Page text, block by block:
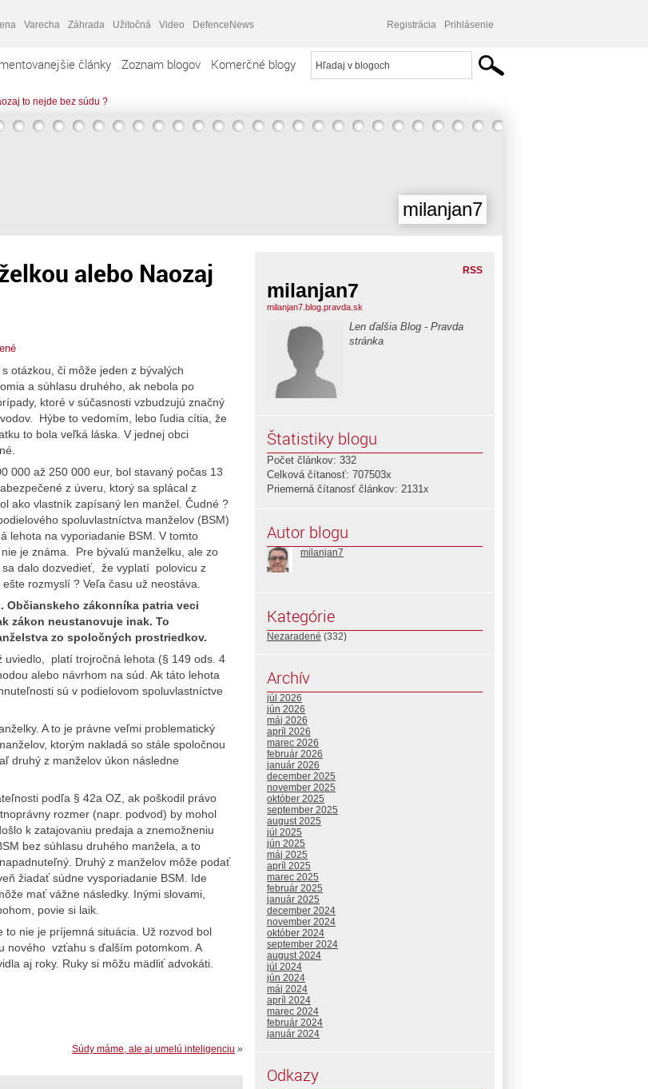
Varecha Záhrada Užitočná Video DefenceNews Registrácia Prihlásenie
články Zoznam blogov Komerčné blogy
to nejde bez súdu ?
milanjan7
alebo Naozaj
otázkou, či môže jeden z bývalých
a súhlasu druhého, ak nebola po
ktoré v súčasnosti vzbudzujú značný
Hýbe to vedomím, lebo ľudia cítia, že
to bola veľká láska. V jednej obci
000 až 250 000 eur, bol stavaný počas 13
z úveru, ktorý sa splácal z
ako vlastník zapísaný len manžel. Čudné ?
spoluvlastníctva manželov (BSM)
lehota na vyporiadanie BSM. V tomto
je známa. Pre bývalú manželku, ale zo
dalo dozvedieť, že vyplatí polovicu z
rozmyslí ? Veľa času už neostáva.
Občianskeho zákonníka patria veci
zákon neustanovuje inak. To
zo spoločných prostriedkov.
uviedlo, platí trojročná lehota (§ 149 ods. 4
alebo návrhom na súd. Ak táto lehota
sú v podielovom spoluvlastníctve
A to je právne veľmi problematický
ktorým nakladá so stále spoločnou
druhý z manželov úkon následne
podľa § 42a OZ, ak poškodil právo
rozmer (napr. podvod) by mohol
k zatajovaniu predaja a znemožneniu
bez súhlasu druhého manžela, a to
Druhý z manželov môže podať
žiadať súdne vysporiadanie BSM. Ide
mať vážne následky. Inými slovami,
povie si laik.
nie je príjemná situácia. Už rozvod bol
nového vzťahu s ďalším potomkom. A
aj roky. Ruky si môžu mädliť advokáti.
Súdy máme, ale aj umelú inteligenciu »
RSS
milanjan7
milanjan7.blog.pravda.sk
Len ďalšia Blog - Pravda
stránka
Štatistiky blogu
Počet článkov: 332
Celková čítanosť: 707503x
Priemerná čítanosť článkov: 2131x
Autor blogu
milanjan7
Kategórie
Nezaradené (332)
Archív
júl 2026
jún 2026
máj 2026
apríl 2026
marec 2026
február 2026
január 2026
december 2025
november 2025
október 2025
september 2025
august 2025
júl 2025
jún 2025
máj 2025
apríl 2025
marec 2025
február 2025
január 2025
december 2024
november 2024
október 2024
september 2024
august 2024
júl 2024
jún 2024
máj 2024
apríl 2024
marec 2024
február 2024
január 2024
Odkazy